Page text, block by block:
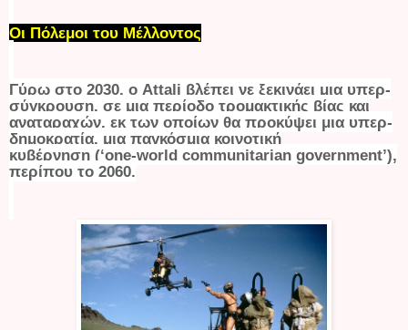
Οι Πόλεμοι του Μέλλοντος
Γύρω στο 2030, ο Attali βλέπει νε ξεκινάει μια υπερ-
σύγκρουση, σε μια περίοδο τρομακτικής βίας και
αναταραχών, εκ των οποίων θα προκύψει μια υπερ-
δημοκρατία, μια παγκόσμια κοινοτική
κυβέρνηση (‘one-world communitarian government’),
περίπου το 2060.